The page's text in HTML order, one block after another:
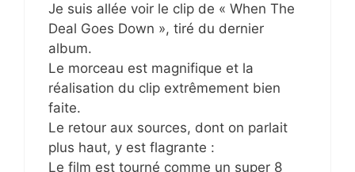
Je suis allée voir le clip de « When The
Deal Goes Down », tiré du dernier
album.
Le morceau est magnifique et la
réalisation du clip extrêmement bien
faite.
Le retour aux sources, dont on parlait
plus haut, y est flagrante :
Le film est tourné comme un super 8